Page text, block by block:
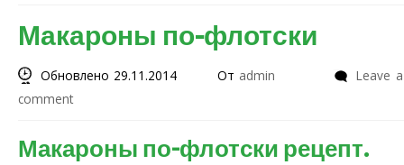
Макароны по-флотски
Обновлено 29.11.2014 От admin
Leave a
comment
Макароны по-флотски рецепт.